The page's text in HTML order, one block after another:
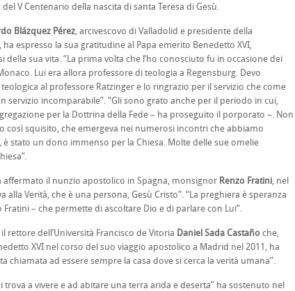
V Centenario della nascita di santa Teresa di Gesù.
Blázquez Pérez , arcivescovo di Valladolid e presidente della
espresso la sua gratitudine al Papa emerito Benedetto XVI,
sua vita. “La prima volta che l’ho conosciuto fu in occasione dei
Lui era allora professore di teologia a Regensburg. Devo
al professore Ratzinger e lo ringrazio per il servizio che come
servizio incomparabile”. “Gli sono grato anche per il periodo in cui,
per la Dottrina della Fede – ha proseguito il porporato –. Non
così squisito, che emergeva nei numerosi incontri che abbiamo
è stato un dono immenso per la Chiesa. Molte delle sue omelie
affermato il nunzio apostolico in Spagna, monsignor Renzo Fratini , nel
alla Verità, che è una persona, Gesù Cristo”. “La preghiera è speranza
Fratini – che permette di ascoltare Dio e di parlare con Lui”.
rettore dell’Università Francisco de Vitoria Daniel Sada Castaño che,
XVI nel corso del suo viaggio apostolico a Madrid nel 2011, ha
chiamata ad essere sempre la casa dove si cerca la verità umana”.
trova a vivere e ad abitare una terra arida e deserta” ha sostenuto nel